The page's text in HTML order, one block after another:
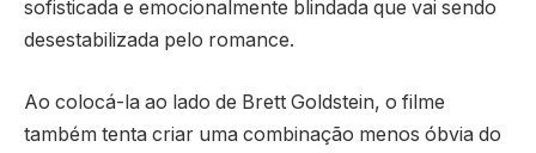
sofisticada e emocionalmente blindada que vai sendo
desestabilizada pelo romance.
Ao colocá-la ao lado de Brett Goldstein, o filme
também tenta criar uma combinação menos óbvia do